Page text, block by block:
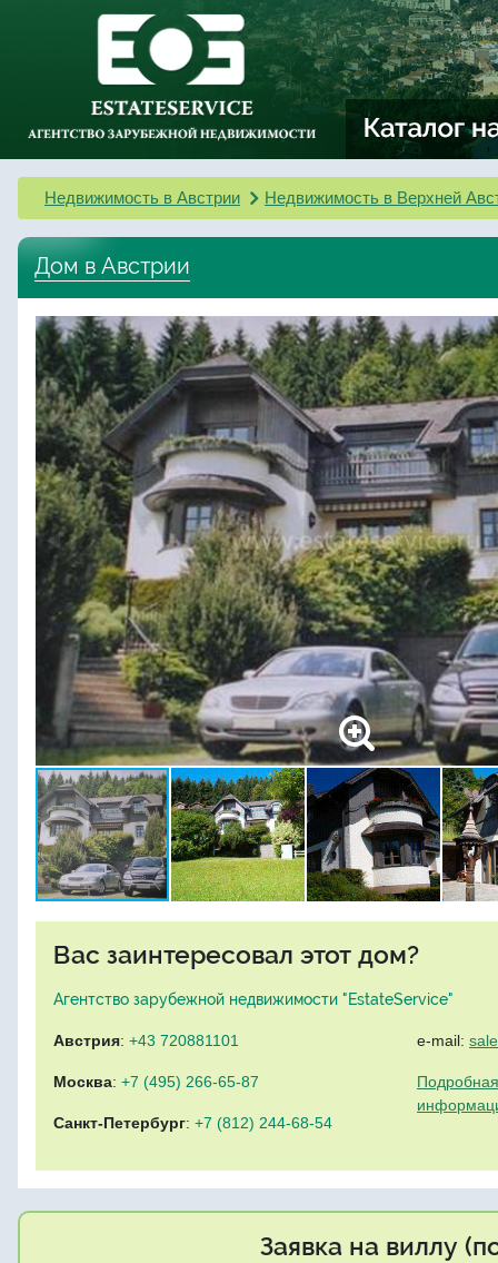
Недвижимость в Австрии Недвижимость в Верхней
Дом в Австрии
Вас заинтересовал этот дом?
Агентство зарубежной недвижимости "EstateService"
Австрия: +43 720881101
Москва: +7 (495) 266-65-87
Санкт-Петербург: +7 (812) 244-68-54
e-mail:
Заявка на виллу